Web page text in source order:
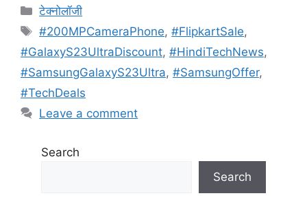
Categories
टेक्नोलॉजी
Tags
#200MPCameraPhone,#FlipkartSale,
#GalaxyS23UltraDiscount, #HindiTechNews,
#SamsungGalaxyS23Ultra, #SamsungOffer,
#TechDeals
Leave a comment
Search
Search